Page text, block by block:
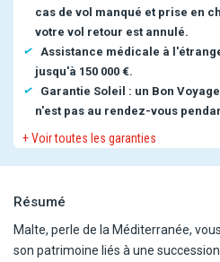
cas de vol manqué et prise en
votre vol retour est annulé.
Assistance médicale à
jusqu'à 150 000 €.
Garantie Soleil : un Bon
n'est pas au rendez-vous
+ Voir toutes les garanties
Résumé
Malte, perle de la Méditerranée,
son patrimoine liés à une